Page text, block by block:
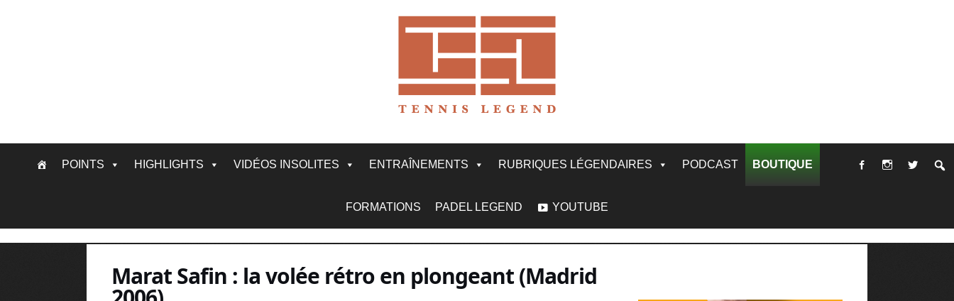
POINTS HIGHLIGHTS VIDÉOS INSOLITES ENTRAÎNEMENTS RUBRIQUES LÉGENDAIRES PODCAST BOUTIQUE
FORMATIONS PADEL LEGEND YOUTUBE
Marat Safin : la volée rétro en plongeant (Madrid